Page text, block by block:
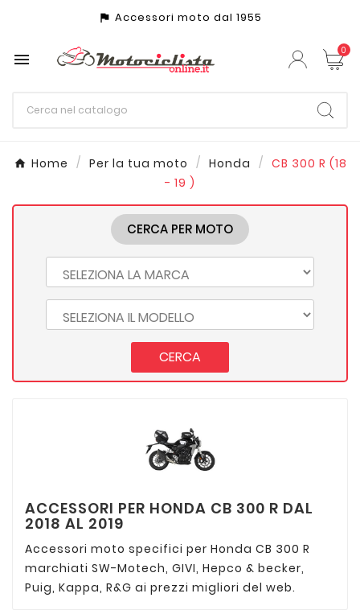
assistant_photo Accessori moto dal 1955
 0
Home Per la tua moto Honda
CB 300 R (18
- 19 )
CERCA PER MOTO
CERCA
ACCESSORI PER HONDA CB 300 R DAL
2018 AL 2019
Accessori moto specifici per Honda CB 300 R
marchiati SW-Motech, GIVI, Hepco & becker,
Puig, Kappa, R&G ai prezzi migliori del web.